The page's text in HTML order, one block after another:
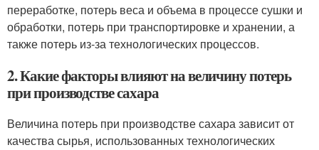
переработке, потерь веса и объема в процессе сушки и
обработки, потерь при транспортировке и хранении, а
также потерь из-за технологических процессов.
2. Какие факторы влияют на величину потерь
при производстве сахара
Величина потерь при производстве сахара зависит от
качества сырья, использованных технологических